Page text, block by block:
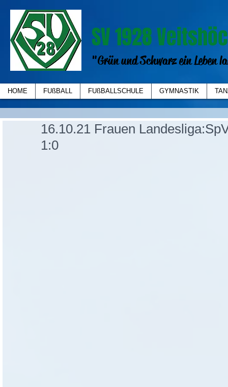
SV 1928
"Grün und Schwarz ein Leben
HOME FUßBALL FUßBALLSCHULE GYMNASTIK
16.10.21 Frauen
1:0